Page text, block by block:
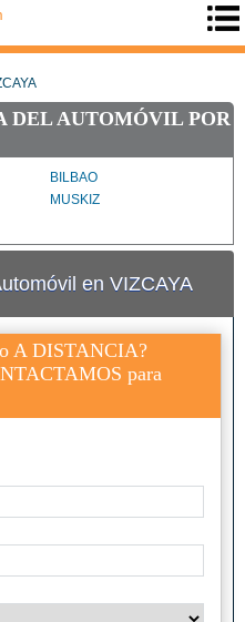
DEL AUTOMÓVIL POR
BILBAO
MUSKIZ
en VIZCAYA
A DISTANCIA?
para